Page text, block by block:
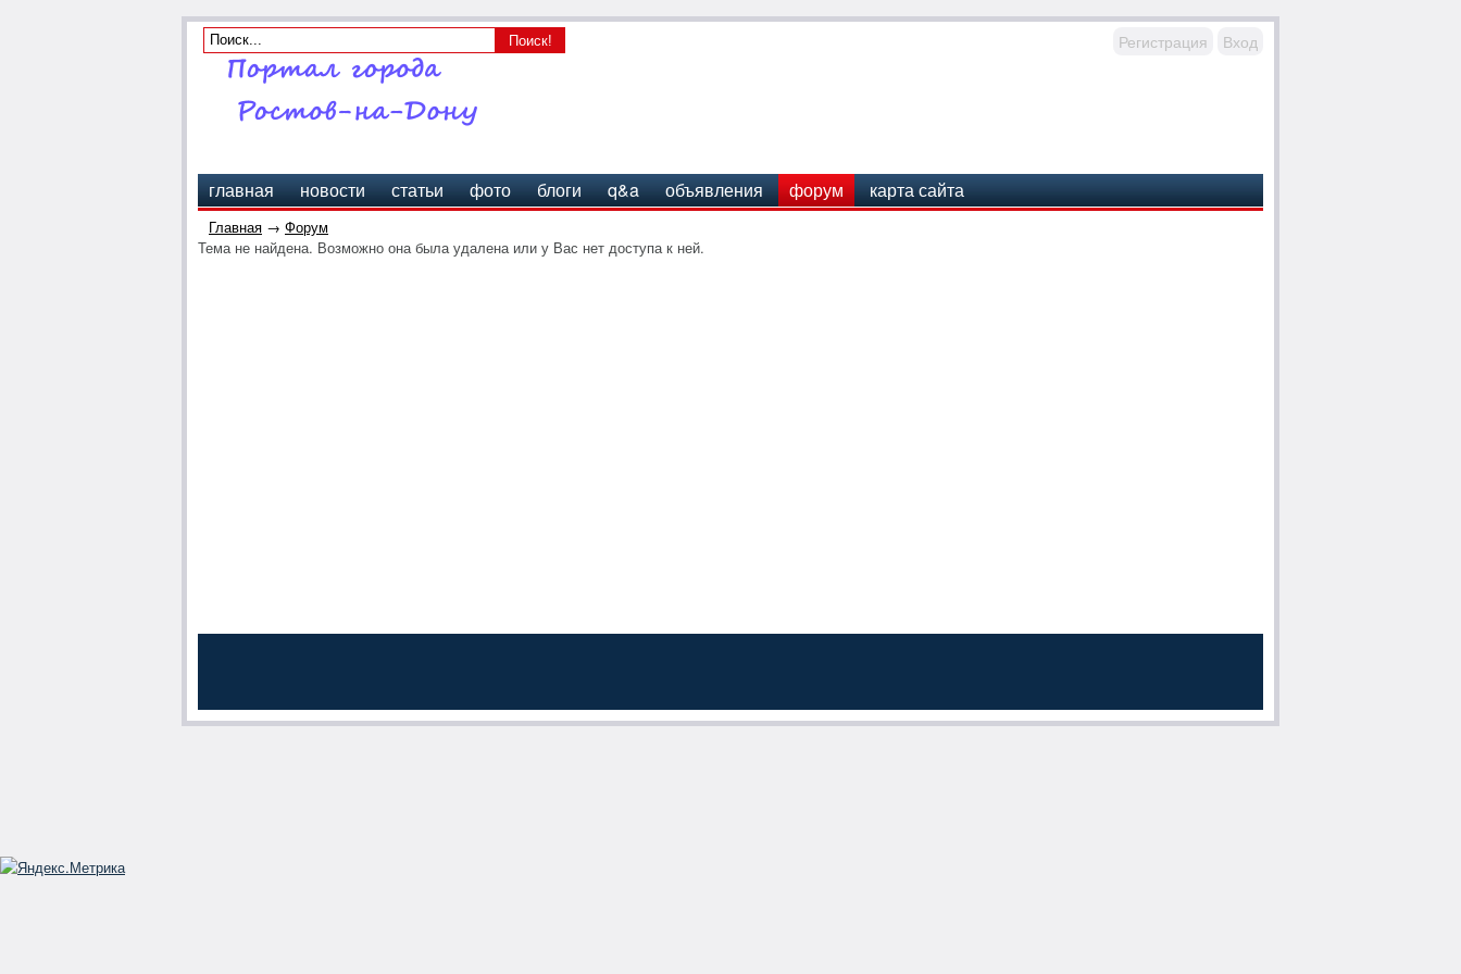
Регистрация Вход
главная новости статьи фото блоги q&a объявления форум карта сайта
Главная → Форум
Тема не найдена. Возможно она была удалена или у Вас нет доступа к ней.